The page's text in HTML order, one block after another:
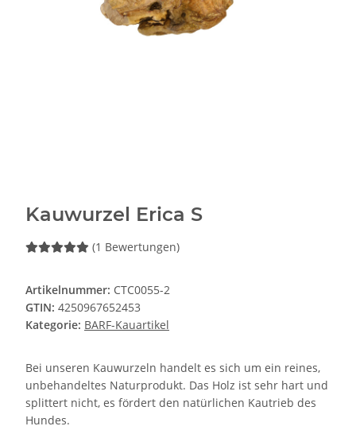
Kauwurzel Erica S
(1 Bewertungen)
Artikelnummer: CTC0055-2
GTIN: 4250967652453
Kategorie: BARF-Kauartikel
Bei unseren Kauwurzeln handelt es sich um ein reines,
unbehandeltes Naturprodukt. Das Holz ist sehr hart und
splittert nicht, es fördert den natürlichen Kautrieb des
Hundes.